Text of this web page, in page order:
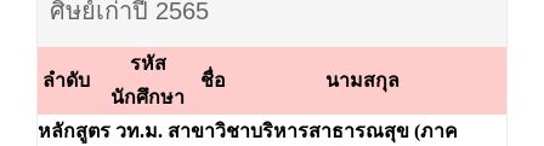
ศิษย์เก่าปี 2565
ลำดับ
รหัส
นักศึกษา
ชื่อ นามสกุล
หลักสูตร วท.ม. สาขาวิชาบริหารสาธารณสุข (ภาค